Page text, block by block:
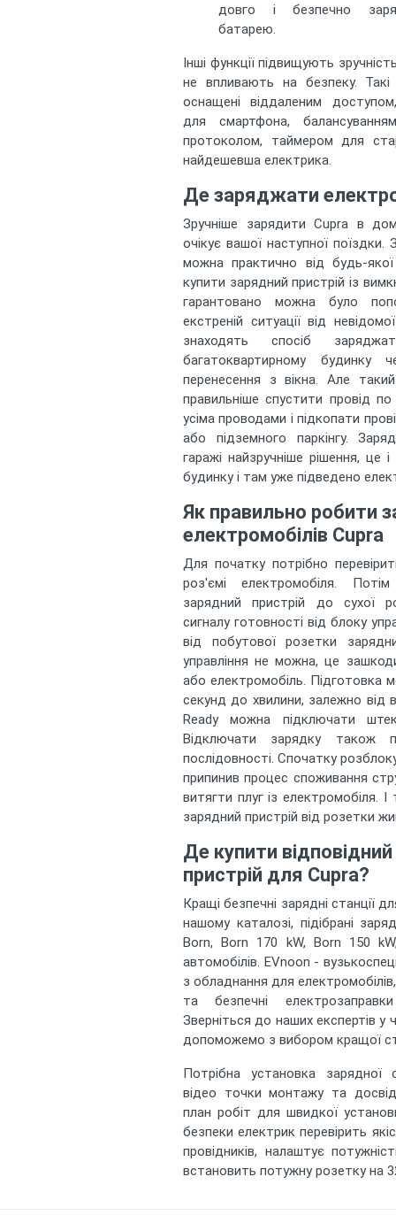
довго і безпечно
батарею.
Інші функції підвищують
не впливають на безпеку.
оснащені віддаленим
для смартфона,
протоколом, таймером для
найдешевша електрика.
Де заряджати
Зручніше зарядити Cupra в
очікує вашої наступної
можна практично від будь-
купити зарядний пристрій із
гарантовано можна було
екстреній ситуації від
знаходять спосіб
багатоквартирному будинку
перенесення з вікна. Але
правильніше спустити провід
усіма проводами і підкопати
або підземного паркінгу.
гаражі найзручніше рішення, це
будинку і там уже підведено
Як правильно робити
електромобілів Cupra
Для початку потрібно
роз'ємі електромобіля.
зарядний пристрій до сухої
сигналу готовності від блоку
від побутової розетки
управління не можна, це
або електромобіль. Підготовка
секунд до хвилини, залежно від
Ready можна підключати
Відключати зарядку також
послідовності. Спочатку
припинив процес споживання
витягти плуг із електромобіля.
зарядний пристрій від розетки
Де купити
пристрій для Cupra?
Кращі безпечні зарядні станції
нашому каталозі, підібрані
Born, Born 170 kW, Born 150
автомобілів. EVnoon -
з обладнання для
та безпечні
Зверніться до наших експертів у
допоможемо з вибором кращої
Потрібна установка зарядної
відео точки монтажу та
план робіт для швидкої
безпеки електрик перевірить
провідників, налаштує
встановить потужну розетку на